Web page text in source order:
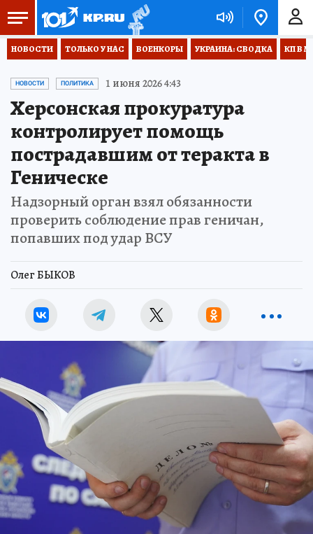
НОВОСТИ ТОЛЬКО У НАС ВОЕНКОРЫ УКРАИНА: СВОДКА КП В
НОВОСТИ ПОЛИТИКА 1 июня 2026 4:43
Херсонская прокуратура
контролирует помощь
пострадавшим от теракта в
Геническе
Надзорный орган взял обязанности
проверить соблюдение прав геничан,
попавших под удар ВСУ
Олег БЫКОВ